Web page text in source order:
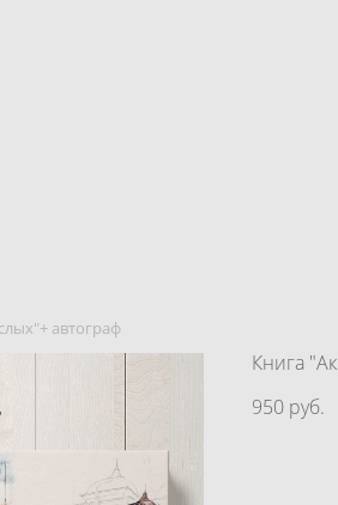
автограф
Книга
950 pуб.